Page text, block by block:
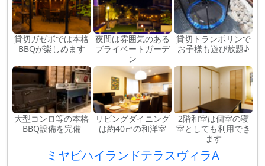
貸切ガゼボでは本格
BBQが楽しめます
夜間は雰囲気のある
プライベートガーデ
ン
貸切トランポリンで
お子様も遊び放題♪
大型コンロ等の本格
BBQ設備を完備
リビングダイニング
は約40㎡の和洋室
2階和室は個室の寝
室としても利用でき
ます
ミヤビハイランドテラスヴィラA